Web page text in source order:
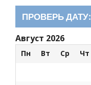
ПРОВЕРЬ ДАТУ:
Август 2026
Пн Вт Ср Чт